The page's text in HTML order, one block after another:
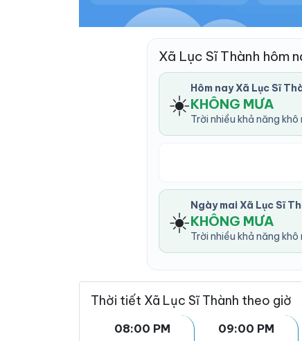
Xã Lục Sĩ Thành hôm
☀️
Hôm nay Xã Lục Sĩ
KHÔNG MƯA
Trời nhiều khả năng
☀️
Ngày mai Xã Lục Sĩ
KHÔNG MƯA
Trời nhiều khả năng
Thời tiết Xã Lục Sĩ Thành theo giờ
08:00 PM
09:00 PM